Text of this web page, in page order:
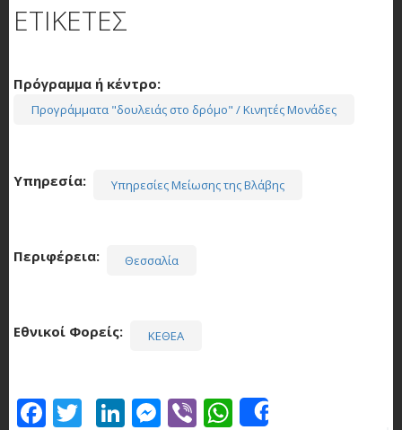
ΕΤΙΚΕΤΕΣ
Πρόγραμμα ή κέντρο
Προγράμματα "δουλειάς στο δρόμο" / Κινητές Μονάδες
Υπηρεσία Υπηρεσίες Μείωσης της Βλάβης
Περιφέρεια Θεσσαλία
Εθνικοί Φορείς ΚΕΘΕΑ
Facebook
Twitter
LinkedIn
Messenger
ViberWhatsApp